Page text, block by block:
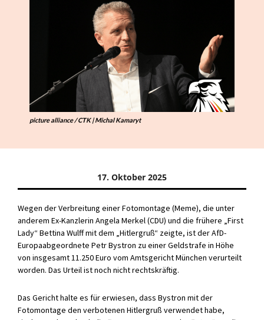
picture alliance / CTK | Michal Kamaryt
17. Oktober 2025
Wegen der Verbreitung einer Fotomontage (Meme), die unter
anderem Ex-Kanzlerin Angela Merkel (CDU) und die frühere „First
Lady“ Bettina Wulff mit dem „Hitlergruß“ zeigte, ist der AfD-
Europaabgeordnete PetrBystron zu einer Geldstrafe in Höhe
von insgesamt 11.250 Euro vom Amtsgericht München verurteilt
worden. Das Urteil ist noch nicht rechtskräftig.
Das Gericht halte es für erwiesen, dass Bystron mit der
Fotomontage den verbotenen Hitlergruß verwendet habe,